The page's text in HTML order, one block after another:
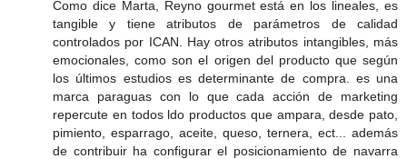
Como dice Marta, Reyno gourmet está en los lineales, es
tangible y tiene atributos de parámetros de calidad
controlados por ICAN. Hay otros atributos intangibles, más
emocionales, como son el origen del producto que según
los últimos estudios es determinante de compra. es una
marca paraguas con lo que cada acción de marketing
repercute en todos ldo productos que ampara, desde pato,
pimiento, esparrago, aceite, queso, ternera, ect... además
de contribuir ha configurar el posicionamiento de navarra